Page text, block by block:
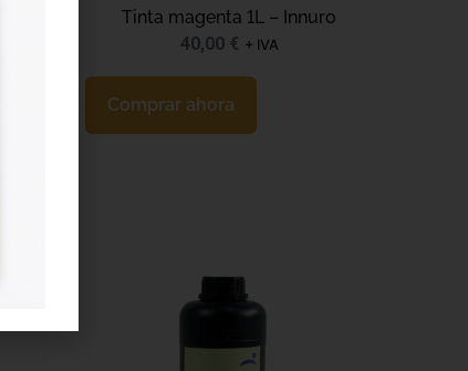
Tinta magenta 1L – Innuro
40,00 € + IVA
Comprar ahora